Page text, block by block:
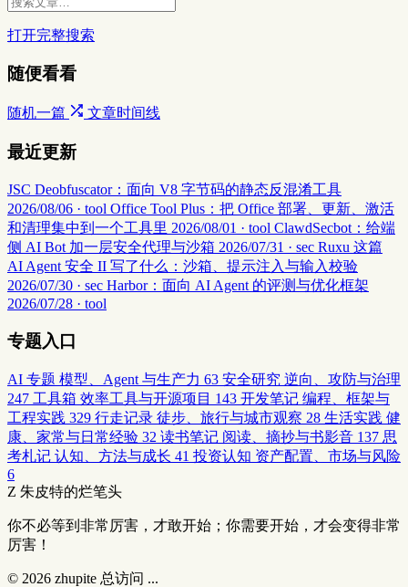
打开完整搜索
随便看看
随机一篇 文章时间线
最近更新
JSC Deobfuscator：面向 V8 字节码的静态反混淆工具
2026/08/06 · tool Office Tool Plus：把 Office 部署、更新、激活
和清理集中到一个工具里 2026/08/01 · tool ClawdSecbot：给端
侧 AI Bot 加一层安全代理与沙箱 2026/07/31 · sec Ruxu 这篇
AI Agent 安全 II 写了什么：沙箱、提示注入与输入校验
2026/07/30 · sec Harbor：面向 AI Agent 的评测与优化框架
2026/07/28 · tool
专题入口
AI 专题 模型、Agent 与生产力 63 安全研究 逆向、攻防与治理
247 工具箱 效率工具与开源项目 143 开发笔记 编程、框架与
工程实践 329 行走记录 徒步、旅行与城市观察 28 生活实践 健
康、家常与日常经验 32 读书笔记 阅读、摘抄与书影音 137 思
考札记 认知、方法与成长 41 投资认知 资产配置、市场与风险
6
Z 朱皮特的烂笔头
你不必等到非常厉害，才敢开始；你需要开始，才会变得非常
厉害！
© 2026 zhupite 总访问 ...